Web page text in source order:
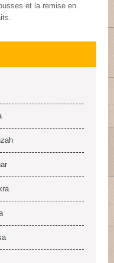
et la remise en